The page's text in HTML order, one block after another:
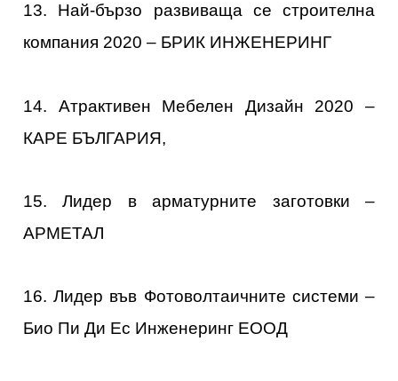
13. Най-бързо развиваща се строителна
компания 2020 – БРИК ИНЖЕНЕРИНГ
14. Атрактивен Мебелен Дизайн 2020 –
КАРЕ БЪЛГАРИЯ,
15. Лидер в арматурните заготовки –
АРМЕТАЛ
16. Лидер във Фотоволтаичните системи –
Био Пи Ди Ес Инженеринг ЕООД